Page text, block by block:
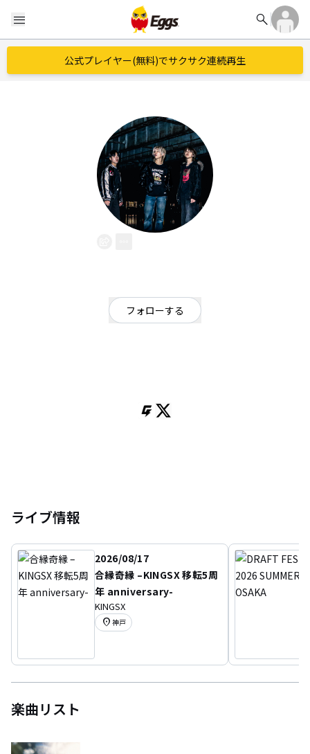
menu search
公式プレイヤー(無料)でサクサク連続再生
フォローする
ライブ情報
2026/08/17
合縁奇縁 –KINGSX 移転5周
年 anniversary-
KINGSX
location_on 神戸
楽曲リスト